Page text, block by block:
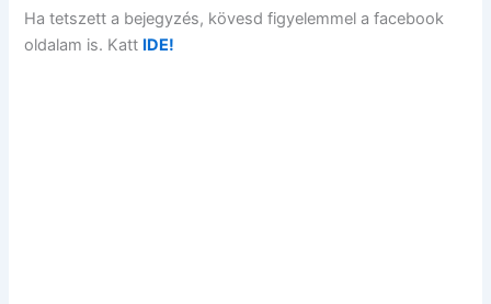
Ha tetszett a bejegyzés, kövesd figyelemmel a facebook
oldalam is. Katt IDE!